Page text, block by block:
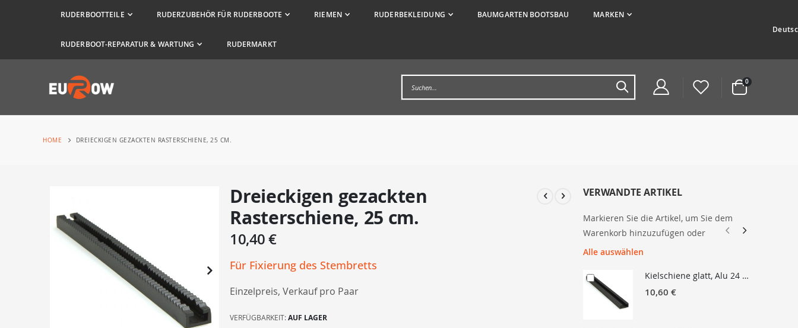
RUDERBOOTTEILE RUDERZUBEHÖR FÜR RUDERBOOTE RIEMEN RUDERBEKLEIDUNG BAUMGARTEN BOOTSBAU MARKEN
RUDERBOOT-REPARATUR & WARTUNG RUDERMARKT
Sprache
Warenkorb
0Artikel
HOME DREIECKIGEN GEZACKTEN RASTERSCHIENE, 25 CM.
der
Bildergalerie
springen
Dreieckigen gezackten
Rasterschiene, 25 cm.
10,40 €
Für Fixierung des Stembretts
Einzelpreis, Verkauf pro Paar
VERFÜGBARKEIT:AUF LAGER
VERWANDTE ARTIKEL
Markieren Sie die Artikel, um Sie dem
Warenkorb hinzuzufügen oder
Alle auswählen
Kielschiene glatt, Alu 24 cm.
10,60 €